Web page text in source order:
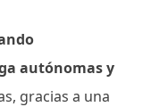
autónomas y
gracias a una